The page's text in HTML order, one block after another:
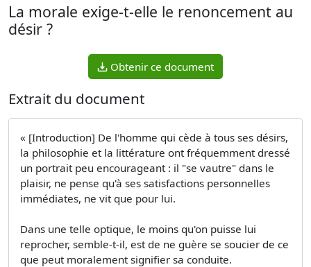
La morale exige-t-elle le renoncement au
désir ?
Obtenir ce document
Extrait du document
« [Introduction] De l'homme qui cède à tous ses désirs,
la philosophie et la littérature ont fréquemment dressé
un portrait peu encourageant : il "se vautre" dans le
plaisir, ne pense qu'à ses satisfactions personnelles
immédiates, ne vit que pour lui.
Dans une telle optique, le moins qu'on puisse lui
reprocher, semble-t-il, est de ne guère se soucier de ce
que peut moralement signifier sa conduite.